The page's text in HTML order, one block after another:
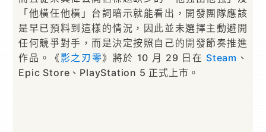
「他橫任他橫」台詞暗示就能看出，開發團隊應該
是早已預料到這樣的情況，因此並未選擇主動避開
任何競爭對手，而是決定按照自己的開發節奏推進
作品。《影之刃零》將於 10 月 29 日在 Steam 、
Epic Store、PlayStation 5 正式上市。